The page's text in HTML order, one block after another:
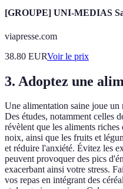
[GROUPE] UNI-MEDIAS
viapresse.com
38.80 EURVoir le prix
3. Adoptez une
Une alimentation saine joue un
Des études, notamment celles
révèlent que les aliments
noix, ainsi que les fruits et
et réduire l'anxiété. Évitez les
peuvent provoquer des pics
exacerbant ainsi votre stress.
vos repas en intégrant des